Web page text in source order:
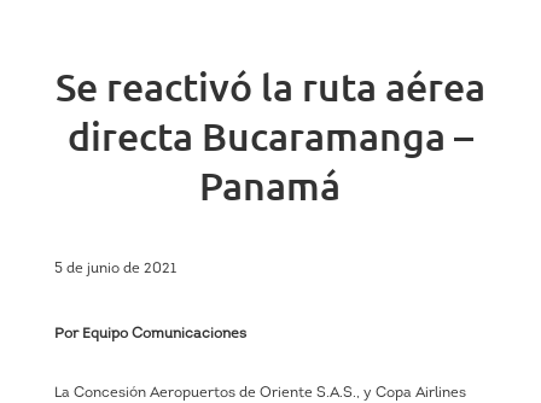
Se reactivó la ruta aérea
directa Bucaramanga –
Panamá
5 de junio de 2021
Por Equipo Comunicaciones
La Concesión Aeropuertos de Oriente S.A.S., y Copa Airlines